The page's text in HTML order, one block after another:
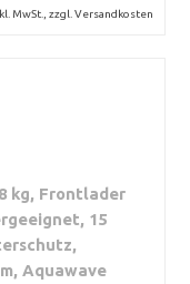
MwSt., zzgl. Versandkosten
kg, Frontlader
15
Aquawave